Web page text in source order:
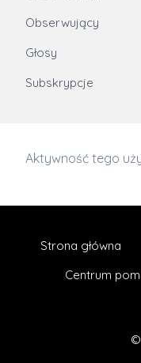
Obserwujący
Głosy
Subskrypcje
Aktywność tego
Strona główna
Centrum
©